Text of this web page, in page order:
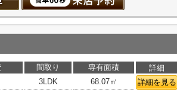
間取り 専有面積 詳細
3LDK 68.07㎡ 詳細を見る